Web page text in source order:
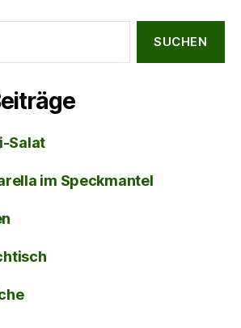
Salat
im Speckmantel